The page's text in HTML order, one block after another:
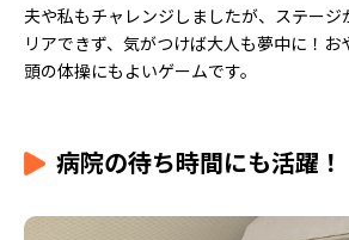
夫や私もチャレンジしましたが、ステージ
リアできず、気がつけば大人も夢中に！お
頭の体操にもよいゲームです。
病院の待ち時間にも活躍！